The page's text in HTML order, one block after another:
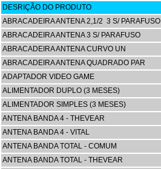
DESRIÇÃO DO PRODUTO
ABRACADEIRA ANTENA 2,1/2 3 S/ PARAFUSO
ABRACADEIRA ANTENA 3 S/ PARAFUSO
ABRACADEIRA ANTENA CURVO UN
ABRACADEIRA ANTENA QUADRADO PAR
ADAPTADOR VIDEO GAME
ALIMENTADOR DUPLO (3 MESES)
ALIMENTADOR SIMPLES (3 MESES)
ANTENA BANDA 4 - THEVEAR
ANTENA BANDA 4 - VITAL
ANTENA BANDA TOTAL - COMUM
ANTENA BANDA TOTAL - THEVEAR